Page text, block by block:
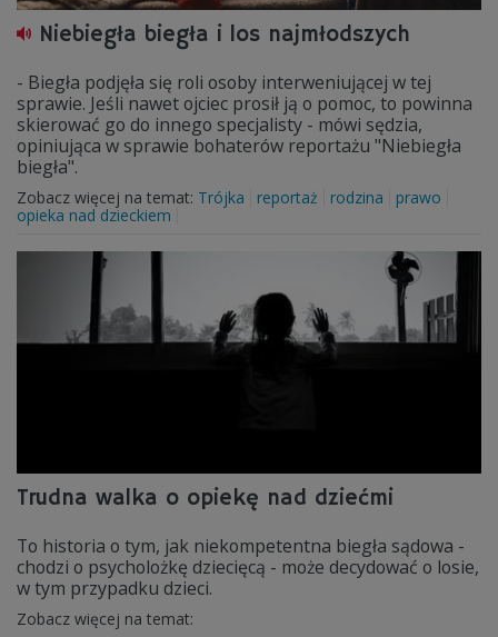
Niebiegła biegła i los najmłodszych
- Biegła podjęła się roli osoby interweniującej w tej
sprawie. Jeśli nawet ojciec prosił ją o pomoc, to powinna
skierować go do innego specjalisty - mówi sędzia,
opiniująca w sprawie bohaterów reportażu "Niebiegła
biegła".
Zobacz więcej na temat: Trójka reportaż rodzina
prawo
opieka nad dzieckiem
Trudna walka o opiekę nad dziećmi
To historia o tym, jak niekompetentna biegła sądowa -
chodzi o psycholożkę dziecięcą - może decydować o losie,
w tym przypadku dzieci.
Zobacz więcej na temat: